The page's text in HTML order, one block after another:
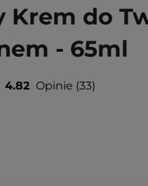
Krem do
- 65ml
4.82 Opinie 33